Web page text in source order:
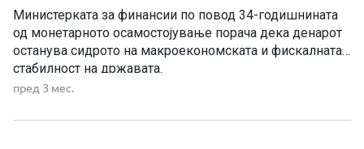
Министерката за финансии по повод 34-годишнината
од монетарното осамостојување порача дека денарот
останува сидрото на макроекономската и фискалната
стабилност на државата.
пред 3 мес.